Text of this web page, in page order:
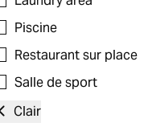
Piscine
Restaurant sur place
Salle de sport
Clair